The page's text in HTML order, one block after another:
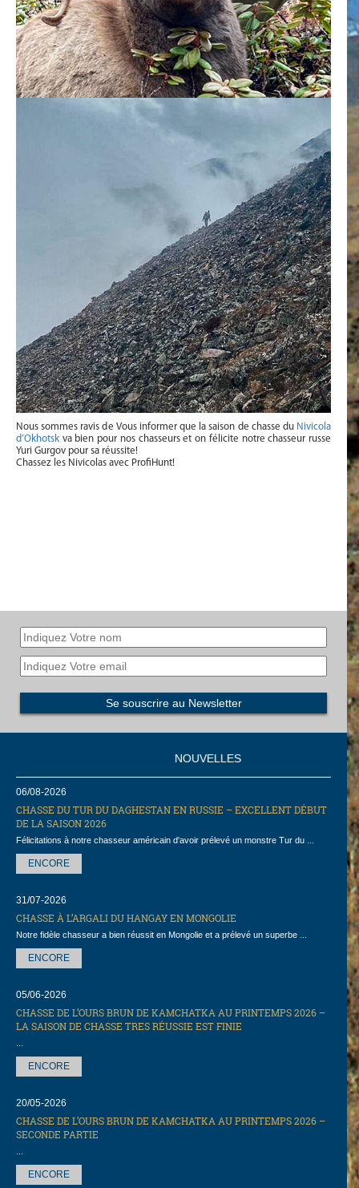
Nous sommes ravis de Vous informer que la saison de chasse du Nivicola
d’Okhotsk va bien pour nos chasseurs et on félicite notre chasseur russe
Yuri Gurgov pour sa réussite!
Chassez les Nivicolas avec ProfiHunt!
NOUVELLES
06/08-2026
CHASSE DU TUR DU DAGHESTAN EN RUSSIE – EXCELLENT DÉBUT
DE LA SAISON 2026
Félicitations à notre chasseur américain d'avoir prélevé un monstre Tur du ...
ENCORE
31/07-2026
CHASSE À L’ARGALI DU HANGAY EN MONGOLIE
Notre fidèle chasseur a bien réussit en Mongolie et a prélevé un superbe ...
ENCORE
05/06-2026
CHASSE DE L’OURS BRUN DE KAMCHATKA AU PRINTEMPS 2026 –
LA SAISON DE CHASSE TRES RÉUSSIE EST FINIE
ENCORE
20/05-2026
CHASSE DE L’OURS BRUN DE KAMCHATKA AU PRINTEMPS 2026 –
SECONDE PARTIE
ENCORE